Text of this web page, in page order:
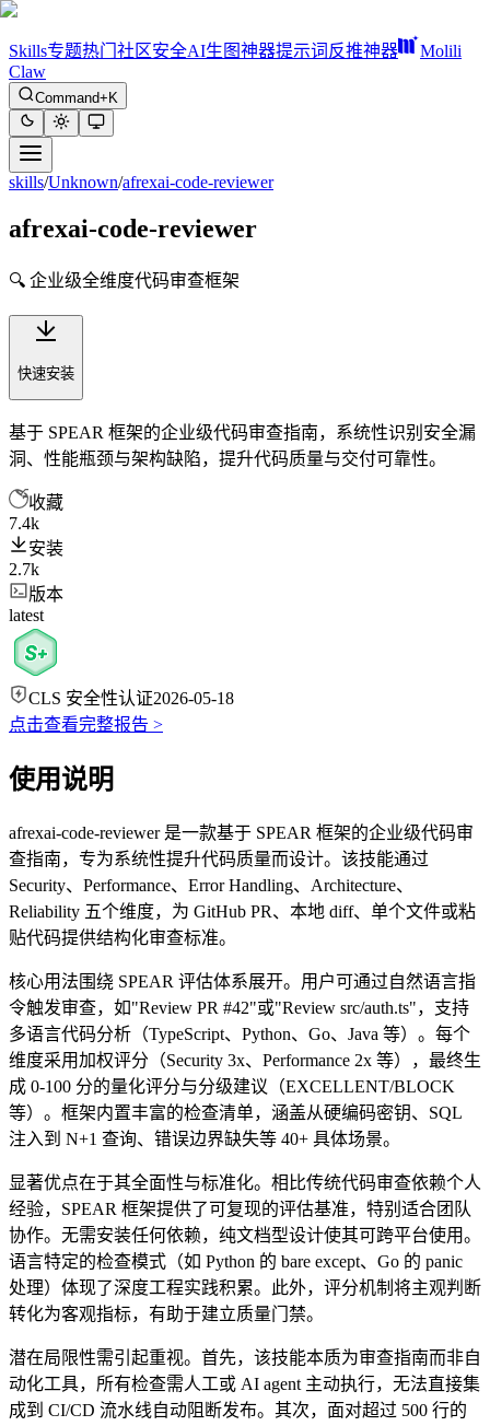
Skills专题热门 社区安全AI生图神器提示词反推神器
Molili
Claw
Command+K
skills/Unknown/afrexai-code-reviewer
afrexai-code-reviewer
🔍 企业级全维度代码审查框架
快速安装
基于 SPEAR 框架的企业级代码审查指南，系统性识别安全漏
洞、性能瓶颈与架构缺陷，提升代码质量与交付可靠性。
收藏
7.4k
安装
2.7k
版本
latest
CLS 安全性认证2026-05-18
点击查看完整报告 >
使用说明
afrexai-code-reviewer 是一款基于 SPEAR 框架的企业级代码审
查指南，专为系统性提升代码质量而设计。该技能通过
Security、Performance、Error Handling、Architecture、
Reliability 五个维度，为 GitHub PR、本地 diff、单个文件或粘
贴代码提供结构化审查标准。
核心用法围绕 SPEAR 评估体系展开。用户可通过自然语言指
令触发审查，如"Review PR #42"或"Review src/auth.ts"，支持
多语言代码分析（TypeScript、Python、Go、Java 等）。每个
维度采用加权评分（Security 3x、Performance 2x 等），最终生
成 0-100 分的量化评分与分级建议（EXCELLENT/BLOCK
等）。框架内置丰富的检查清单，涵盖从硬编码密钥、SQL
注入到 N+1 查询、错误边界缺失等 40+ 具体场景。
显著优点在于其全面性与标准化。相比传统代码审查依赖个人
经验，SPEAR 框架提供了可复现的评估基准，特别适合团队
协作。无需安装任何依赖，纯文档型设计使其可跨平台使用。
语言特定的检查模式（如 Python 的 bare except、Go 的 panic
处理）体现了深度工程实践积累。此外，评分机制将主观判断
转化为客观指标，有助于建立质量门禁。
潜在局限性需引起重视。首先，该技能本质为审查指南而非自
动化工具，所有检查需人工或 AI agent 主动执行，无法直接集
成到 CI/CD 流水线自动阻断发布。其次，面对超过 500 行的